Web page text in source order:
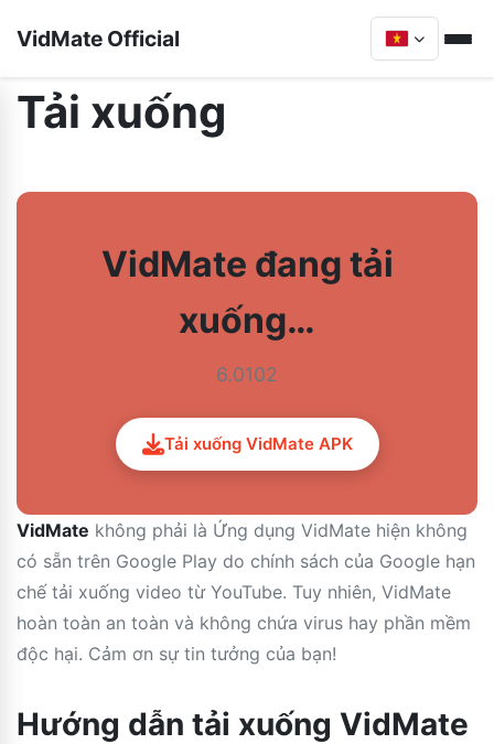
VidMate Official
Tải xuống
VidMate đang tải
xuống…
6.0102
Tải xuống VidMate APK
VidMate không phải là Ứng dụng VidMate hiện không
có sẵn trên Google Play do chính sách của Google hạn
chế tải xuống video từ YouTube. Tuy nhiên, VidMate
hoàn toàn an toàn và không chứa virus hay phần mềm
độc hại. Cảm ơn sự tin tưởng của bạn!
Hướng dẫn tải xuống VidMate